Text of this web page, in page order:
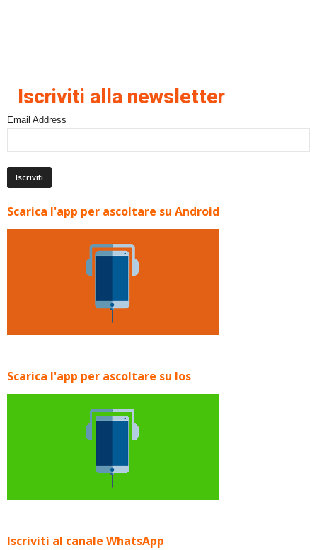
Iscriviti alla newsletter
Email Address
Scarica l'app per ascoltare su Android
Scarica l'app per ascoltare su Ios
Iscriviti al canale WhatsApp